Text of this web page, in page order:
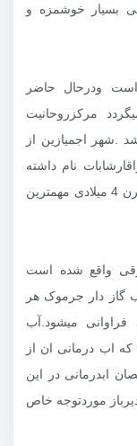
بسیار خوشمزه و
است ودرحال حاضر
مرکزروحانیت
اجمیازین از
نام داشته
است ودران زمان پایتخت ارمنستان بوده وتا قرن 4 میلادی مهمترین
واقع شده است
گاز دار جرموک هر
میشود.آب
اب درمانی ان از
ابدرمانی در این
موردتوجه خاص